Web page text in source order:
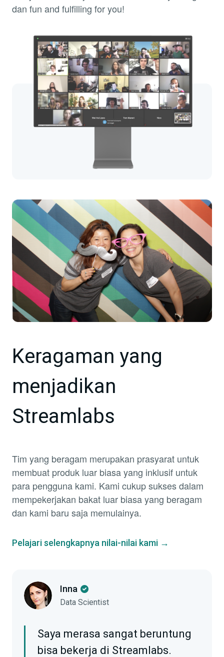
dan fun and fulfilling for you!
Keragaman yang
menjadikan
Streamlabs
Tim yang beragam merupakan prasyarat untuk
membuat produk luar biasa yang inklusif untuk
para pengguna kami. Kami cukup sukses dalam
mempekerjakan bakat luar biasa yang beragam
dan kami baru saja memulainya.
Pelajari selengkapnya nilai-nilai kami →
Inna
Data Scientist
Saya merasa sangat beruntung
bisa bekerja di Streamlabs.